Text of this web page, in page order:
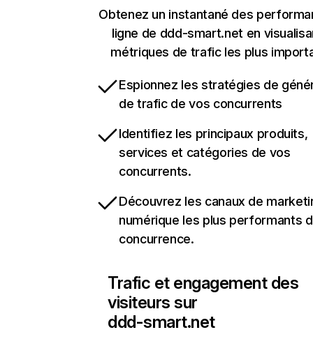
Obtenez un instantané des
ligne de ddd-smart.net en
métriques de trafic les plus
Espionnez les stratégies de
de trafic de vos concurrents
Identifiez les principaux produits,
services et catégories de vos
concurrents.
Découvrez les canaux de
numérique les plus performants
concurrence.
Trafic et engagement des
visiteurs sur
ddd-smart.net